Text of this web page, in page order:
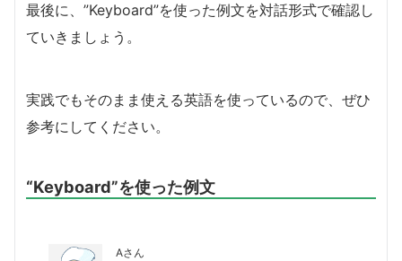
最後に、”Keyboard”を使った例文を対話形式で確認し
ていきましょう。
実践でもそのまま使える英語を使っているので、ぜひ
参考にしてください。
“Keyboard”を使った例文
Aさん